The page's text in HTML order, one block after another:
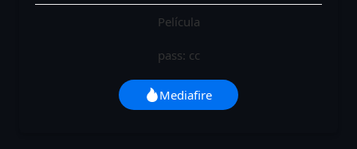
Película
pass: cc
Mediafire